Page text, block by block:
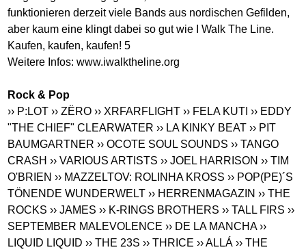
funktionieren derzeit viele Bands aus nordischen Gefilden,
aber kaum eine klingt dabei so gut wie I Walk The Line.
Kaufen, kaufen, kaufen! 5
Weitere Infos:www.iwalktheline.org
Rock & Pop
›› P:LOT ›› ZËRO ›› XRFARFLIGHT ›› FELA KUTI ›› EDDY
"THE CHIEF" CLEARWATER ›› LA KINKY BEAT ›› PIT
BAUMGARTNER ›› OCOTE SOUL SOUNDS ›› TANGO
CRASH ›› VARIOUS ARTISTS ›› JOEL HARRISON ›› TIM
O'BRIEN ›› MAZZELTOV: ROLINHA KROSS ›› POP(PE)´S
TÖNENDE WUNDERWELT ›› HERRENMAGAZIN ›› THE
ROCKS ›› JAMES ›› K-RINGS BROTHERS ›› TALL FIRS ››
SEPTEMBER MALEVOLENCE ›› DE LA MANCHA ››
LIQUID LIQUID ›› THE 23S ›› THRICE ›› ALLÁ ›› THE